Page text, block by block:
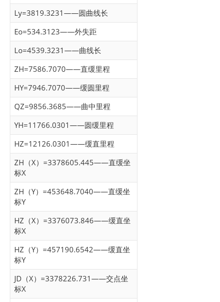
Ly=3819.3231——圆曲线长
Eo=534.3123——外失距
Lo=4539.3231——曲线长
ZH=7586.7070——直缓里程
HY=7946.7070——缓圆里程
QZ=9856.3685——曲中里程
YH=11766.0301——圆缓里程
HZ=12126.0301——缓直里程
ZH（X）=3378605.445——直缓坐
标X
ZH（Y）=453648.7040——直缓坐
标Y
HZ（X）=3376073.846——缓直坐
标X
HZ（Y）=457190.6542——缓直坐
标Y
JD（X）=3378226.731——交点坐
标X